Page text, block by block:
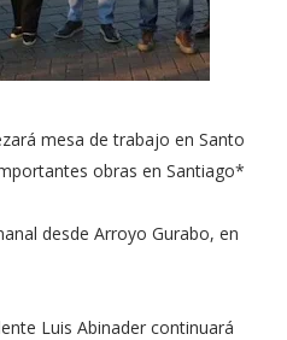
mesa de trabajo en Santo
obras en Santiago*
desde Arroyo Gurabo, en
Luis Abinader continuará